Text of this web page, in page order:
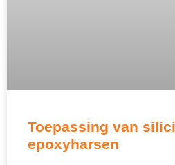
Toepassing van
epoxyharsen